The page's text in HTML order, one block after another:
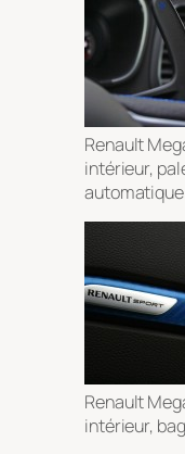
Renault
intérieur,
automatique
Renault
intérieur,